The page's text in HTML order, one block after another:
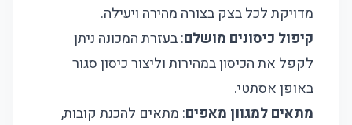
מדויקת לכל בצק בצורה מהירה ויעילה.
קיפול כיסונים מושלם: בעזרת המכונה ניתן
לקפל את הכיסון במהירות וליצור כיסון סגור
באופן אסתטי.
מתאים למגוון מאפים: מתאים להכנת קובות,